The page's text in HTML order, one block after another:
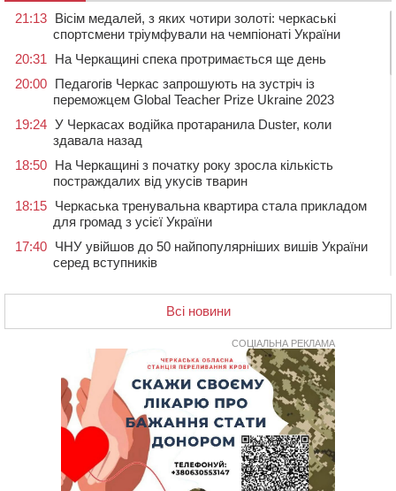
21:13 Вісім медалей, з яких чотири золоті: черкаські
спортсмени тріумфували на чемпіонаті України
20:31
На Черкащині спека протримається ще день
20:00 Педагогів Черкас запрошують на зустріч із
переможцем Global Teacher Prize Ukraine 2023
19:24 У Черкасах водійка протаранила Duster, коли
здавала назад
18:50 На Черкащині з початку року зросла кількість
постраждалих від укусів тварин
18:15 Черкаська тренувальна квартира стала прикладом
для громад з усієї України
17:40 ЧНУ увійшов до 50 найпопулярніших вишів України
серед вступників
контейнерний майданчик
16:32
Без розтину грудної клітки: у Черкасах 75-річній
пацієнтці замінили аортальний клапан
У Черкаському онкоцентрі встановили сонячну
електростанцію за понад пів мільйона гривень
У Київській області прощаються з полеглим на
фронті жителем Монастирищини
У Черкасах містяни через нову скляну зупинку і
вирізані дерева потерпають від спеки: Бондаренко
Всі новини
СОЦІАЛЬНА РЕКЛАМА